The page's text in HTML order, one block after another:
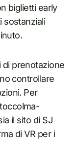
biglietti early
sostanziali
di prenotazione
controllare
Per
il sito di SJ
di VR per i